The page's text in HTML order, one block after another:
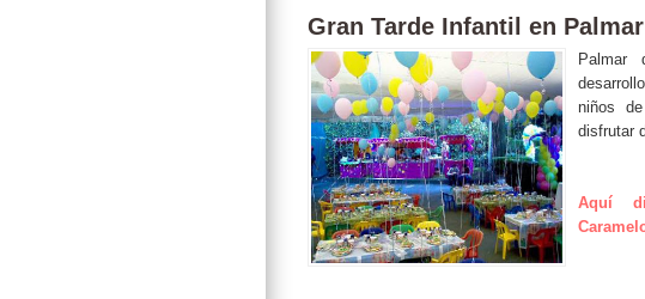
Gran Tarde Infantil en
Palmar
niños
disfrutar
Aquí